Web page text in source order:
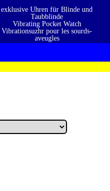
exklusive Uhren für Blinde und
Taubblinde
Vibrating Pocket Watch
Vibrationsuzhr pour les sourds-
aveugles
Vibrationsuzhr para sordo-ciego